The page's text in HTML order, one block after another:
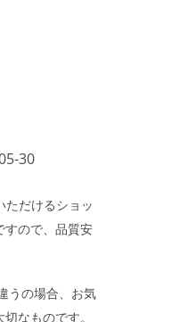
30
だけるショッ
すので、品質安
うの場合、お気
なものです。